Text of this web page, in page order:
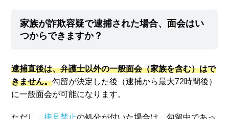
家族が詐欺容疑で逮捕された場合、面会はい
つからできますか？
逮捕直後は、弁護士以外の一般面会（家族を含む）はで
きません。勾留が決定した後（逮捕から最大72時間後）
に一般面会が可能になります。
ただし、接見禁止の処分が付いた場合は、勾留中であっ